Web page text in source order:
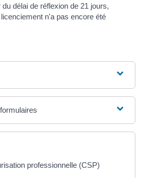
délai de réflexion de 21 jours,
n'a pas encore été
professionnelle (CSP)